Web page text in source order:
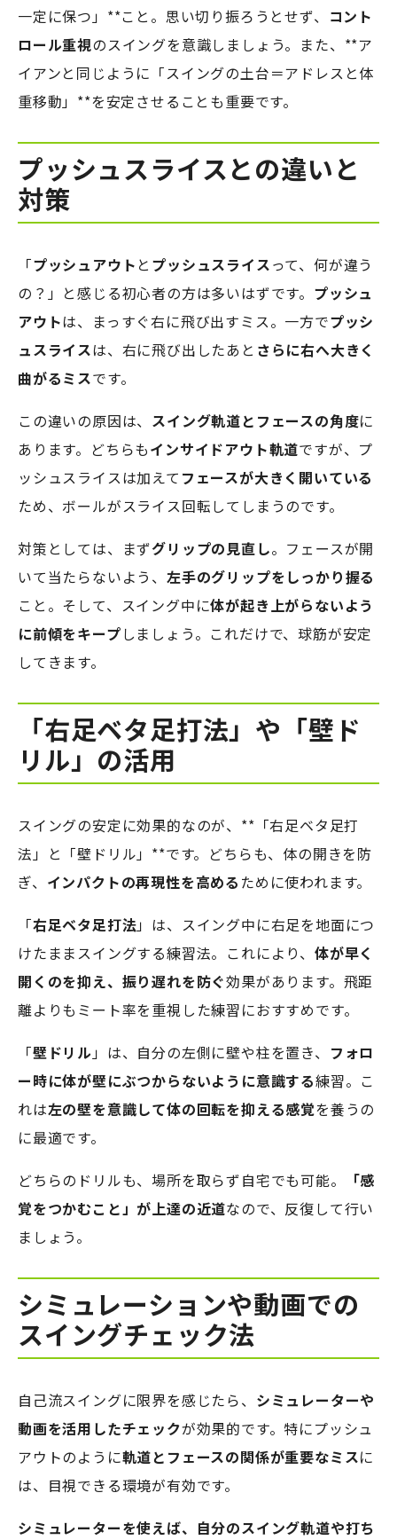
一定に保つ」**こと。思い切り振ろうとせず、 コント
ロール重視のスイングを意識しましょう。また、**ア
イアンと同じように「スイングの土台＝アドレスと体
重移動」**を安定させることも重要です。
プッシュスライスとの違いと
対策
「プッシュアウト と プッシュスライスって、何が違う
の？」と感じる初心者の方は多いはずです。 プッシュ
アウトは、まっすぐ右に飛び出すミス。一方でプッシ
ュスライスは、右に飛び出したあと さらに右へ大きく
曲がるミスです。
この違いの原因は、 スイング軌道とフェースの角度に
あります。どちらもインサイドアウト軌道ですが、プ
ッシュスライスは加えて フェースが大きく開いている
ため、ボールがスライス回転してしまうのです。
対策としては、まずグリップの見直し。フェースが開
いて当たらないよう、 左手のグリップをしっかり握る
こと。そして、スイング中に体が起き上がらないよう
に前傾をキープしましょう。これだけで、球筋が安定
してきます。
「右足ベタ足打法」や「壁ド
リル」の活用
スイングの安定に効果的なのが、**「右足ベタ足打
法」と「壁ドリル」**です。どちらも、体の開きを防
ぎ、 インパクトの再現性を高める ために使われます。
「右足ベタ足打法」は、スイング中に右足を地面につ
けたままスイングする練習法。これにより、体が早く
開くのを抑え、振り遅れを防ぐ効果があります。飛距
離よりもミート率を重視した練習におすすめです。
「壁ドリル」は、自分の左側に壁や柱を置き、 フォロ
ー時に体が壁にぶつからないように意識する練習。こ
れは左の壁を意識して体の回転を抑える感覚を養うの
に最適です。
どちらのドリルも、場所を取らず自宅でも可能。
「感
覚をつかむこと」が上達の近道なので、反復して行い
ましょう。
シミュレーションや動画での
スイングチェック法
自己流スイングに限界を感じたら、 シミュレーターや
動画を活用したチェックが効果的です。特にプッシュ
アウトのように軌道とフェースの関係が重要なミスに
は、目視できる環境が有効です。
シミュレーターを使えば、自分のスイング軌道や打ち